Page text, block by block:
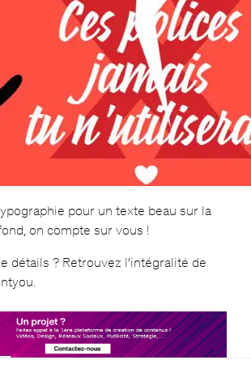
pour un texte beau sur la
on compte sur vous !
détails ? Retrouvez l’intégralité de